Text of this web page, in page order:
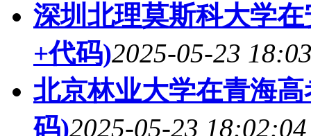
深圳北理莫斯科大学
+代码)2025-05-23
北京林业大学在青海
码)2025-05-23 18:02:04